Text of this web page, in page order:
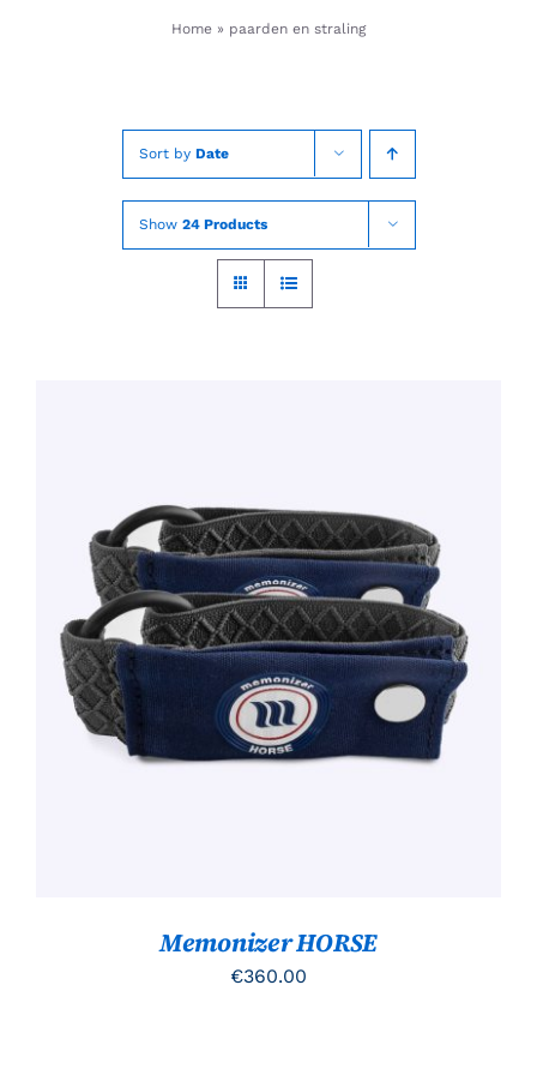
Home » paarden en straling
Sort by Date
Show 24 Products
TOEVOEGEN AAN WINKELWAGEN
/
DETAILS
Memonizer HORSE
€360.00